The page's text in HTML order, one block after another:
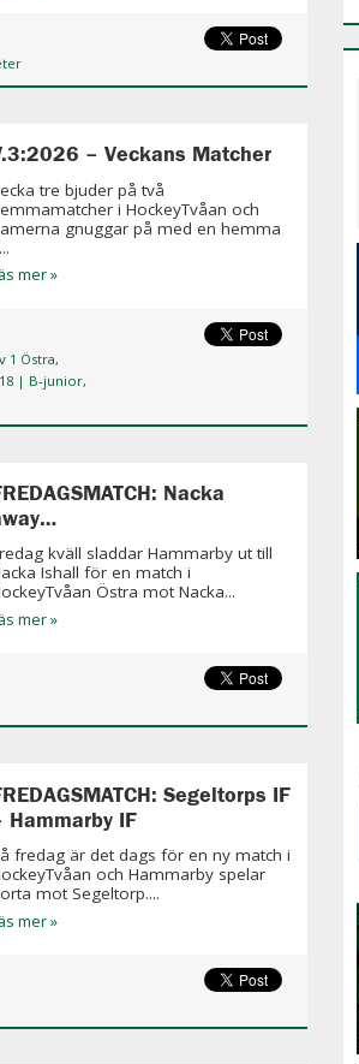
– Veckans Matcher
tre bjuder på två
i HockeyTvåan och
gnuggar på med en hemma
mer »
1 Östra,
| B-junior,
Nacka
kväll sladdar Hammarby ut till
Ishall för en match i
Östra mot Nacka...
mer »
Segeltorps IF
Hammarby IF
fredag är det dags för en ny match i
och Hammarby spelar
mot Segeltorp....
mer »